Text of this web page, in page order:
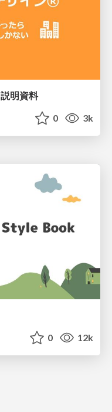
明資料
0 3k
0 12k